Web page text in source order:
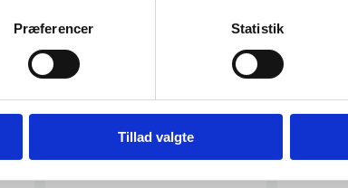
Præferencer Statistik
Tillad valgte